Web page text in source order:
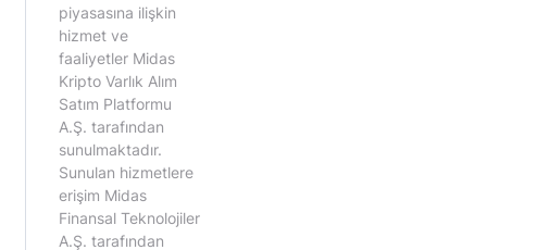
piyasasına ilişkin
hizmet ve
faaliyetler Midas
Kripto Varlık Alım
Satım Platformu
A.Ş. tarafından
sunulmaktadır.
Sunulan hizmetlere
erişim Midas
Finansal Teknolojiler
A.Ş. tarafından